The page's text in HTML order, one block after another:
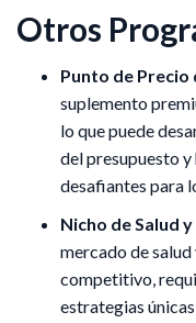
Otros
Punto de
suplemento
lo que puede
del presupuesto y
desafiantes para
Nicho de Salud
mercado de
competitivo,
estrategias